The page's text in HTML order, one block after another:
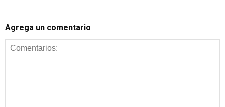
Agrega un comentario